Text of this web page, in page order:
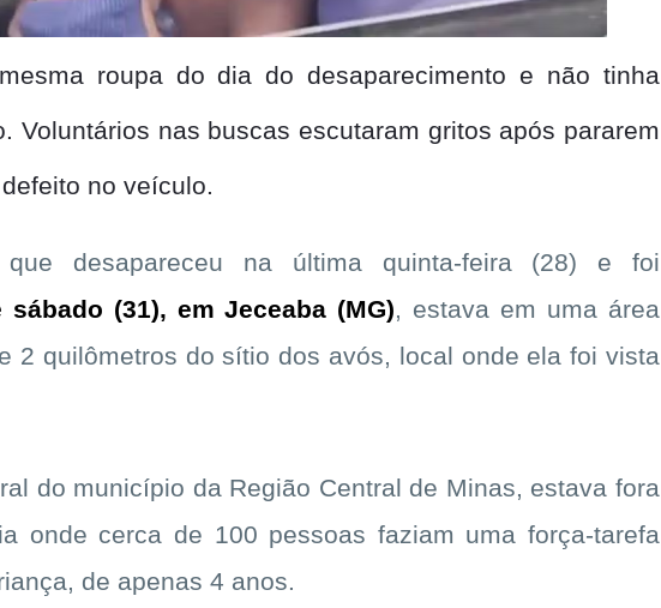
roupa do dia do desaparecimento e não tinha
Voluntários nas buscas escutaram gritos após pararem
no veículo.
desapareceu na última quinta-feira (28) e foi
(31), em Jeceaba (MG), estava em uma área
2 quilômetros do sítio dos avós, local onde ela foi vista
do município da Região Central de Minas, estava fora
onde cerca de 100 pessoas faziam uma força-tarefa
de apenas 4 anos.